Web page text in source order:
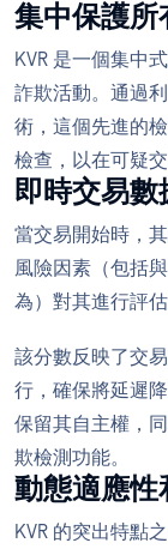
集中保護所
KVR 是一個集中
詐欺活動。通過
術，這個先進的
檢查，以在可疑
即時交易數
當交易開始時，
風險因素（包括
為）對其進行評
該分數反映了交
行，確保將延遲
保留其自主權，
欺檢測功能。
動態適應性
KVR 的突出特點